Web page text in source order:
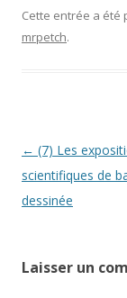
Cette entrée a été
mrpetch.
Navigation
des
articles
← (7) Les
scientifiques de
dessinée
Laisser un